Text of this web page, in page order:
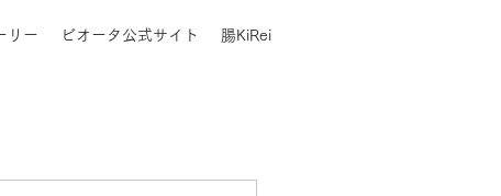
リー ビオータ公式サイト 腸KiRei